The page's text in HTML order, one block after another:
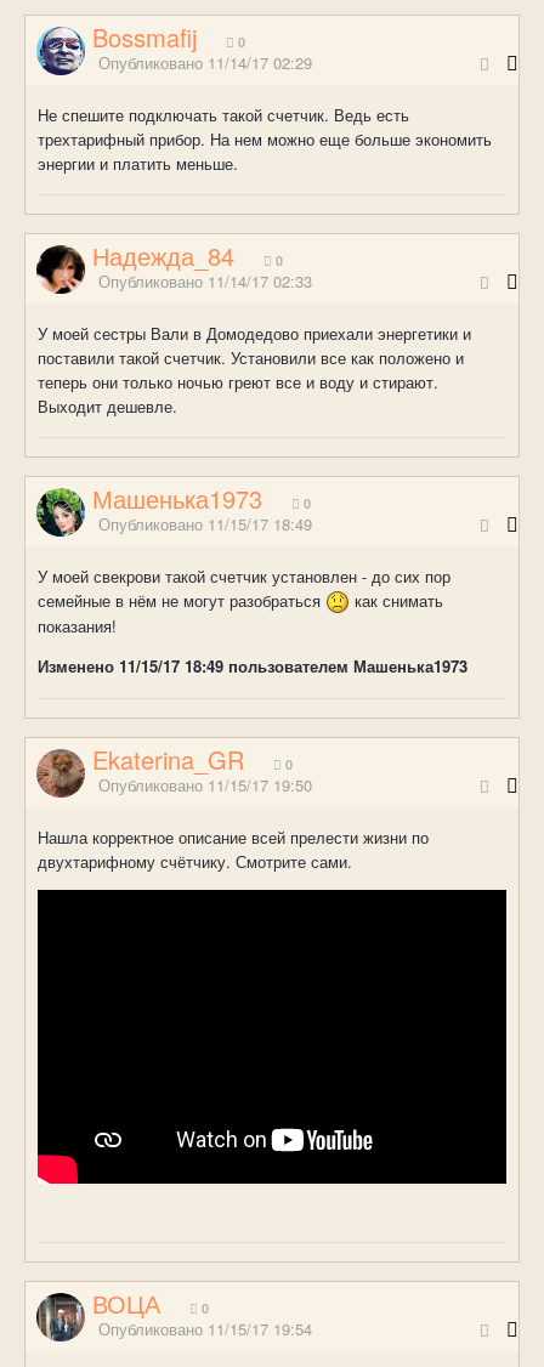
Bossmafij 0
Опубликовано 11/14/17 02:29
Не спешите подключать такой счетчик. Ведь есть
трехтарифный прибор. На нем можно еще больше экономить
энергии и платить меньше.
Надежда_84 0
Опубликовано 11/14/17 02:33
У моей сестры Вали в Домодедово приехали энергетики и
поставили такой счетчик. Установили все как положено и
теперь они только ночью греют все и воду и стирают.
Выходит дешевле.
Машенька1973 0
Опубликовано 11/15/17 18:49
У моей свекрови такой счетчик установлен - до сих пор
семейные в нём не могут разобраться
как снимать
показания!
Изменено 11/15/17 18:49 пользователем Машенька1973
Ekaterina_GR 0
Опубликовано 11/15/17 19:50
Нашла корректное описание всей прелести жизни по
двухтарифному счётчику. Смотрите сами.
ВОЦА 0
Опубликовано 11/15/17 19:54